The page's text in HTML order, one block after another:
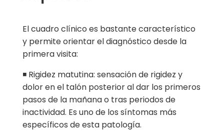
El cuadro clínico es bastante característico
y permite orientar el diagnóstico desde la
primera visita:
◾ Rigidez matutina: sensación de rigidez y
dolor en el talón posterior al dar los primeros
pasos de la mañana o tras periodos de
inactividad. Es uno de los síntomas más
específicos de esta patología.